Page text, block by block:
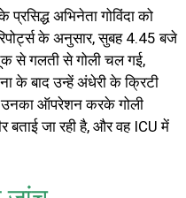
अभिनेता गोविंदा को
के अनुसार, सुबह 4.45 बजे
से गलती से गोली चल गई,
के बाद उन्हें अंधेरी के क्रिटी
उनका ऑपरेशन करके गोली
बताई जा रही है, और वह ICU में